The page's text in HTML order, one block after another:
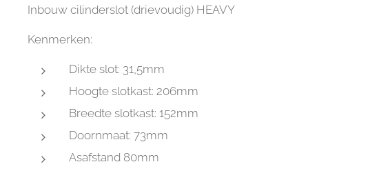
Inbouw cilinderslot (drievoudig) HEAVY
Kenmerken:
Dikte slot: 31,5mm
Hoogte slotkast: 206mm
Breedte slotkast: 152mm
Doornmaat: 73mm
Asafstand 80mm